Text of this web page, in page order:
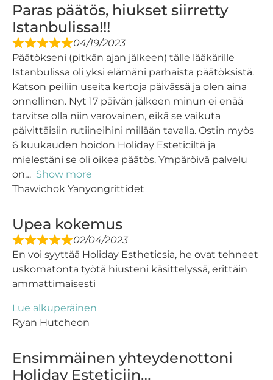
Paras päätös, hiukset siirretty
Istanbulissa!!!
04/19/2023
Päätökseni (pitkän ajan jälkeen) tälle lääkärille
Istanbulissa oli yksi elämäni parhaista päätöksistä.
Katson peiliin useita kertoja päivässä ja olen aina
onnellinen. Nyt 17 päivän jälkeen minun ei enää
tarvitse olla niin varovainen, eikä se vaikuta
päivittäisiin rutiineihini millään tavalla. Ostin myös
6 kuukauden hoidon Holiday Esteticiltä ja
mielestäni se oli oikea päätös. Ympäröivä palvelu
on
Show more
Thawichok Yanyongrittidet
Upea kokemus
02/04/2023
En voi syyttää Holiday Estheticsia, he ovat tehneet
uskomatonta työtä hiusteni käsittelyssä, erittäin
ammattimaisesti
Lue alkuperäinen
Ryan Hutcheon
Ensimmäinen yhteydenottoni
Holiday Esteticiin…